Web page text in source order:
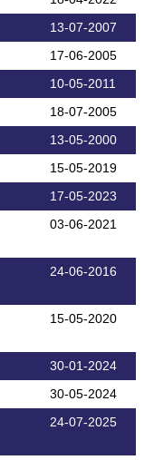
13-07-2007
17-06-2005
10-05-2011
18-07-2005
13-05-2000
15-05-2019
17-05-2023
03-06-2021
24-06-2016
15-05-2020
30-01-2024
30-05-2024
24-07-2025